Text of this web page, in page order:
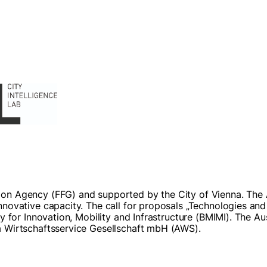
Agency (FFG) and supported by the City of Vienna.
capacity. The call for proposals „Technologies
Innovation, Mobility and Infrastructure (BMIMI). The
Gesellschaft mbH (AWS).